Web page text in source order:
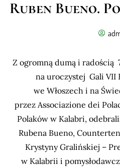
Ruben Bueno.
Z ogromną dumą i radością
na uroczystej Gali VII
we Włoszech i na
przez Associazione dei
Polaków w Kalabri,
Rubena Bueno,
Krystyny Gralińskiej –
w Kalabrii i